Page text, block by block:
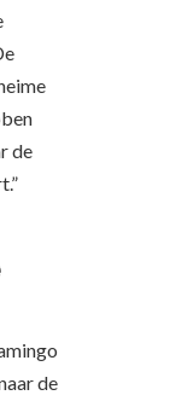
de
de